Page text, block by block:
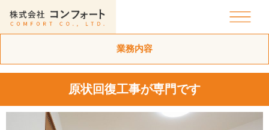
業務内容
原状回復工事が専門です